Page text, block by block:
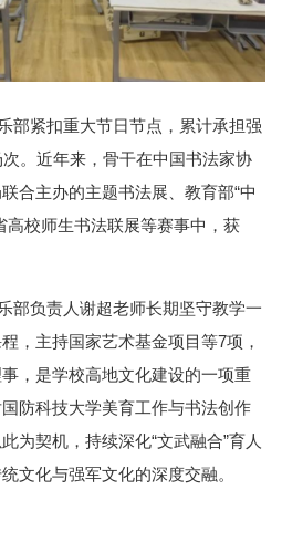
部紧扣重大节日节点，累计承担强
。近年来，骨干在中国书法家协
合主办的主题书法展、教育部“中
高校师生书法联展等赛事中，获
部负责人谢超老师长期坚守教学一
，主持国家艺术基金项目等7项，
，是学校高地文化建设的一项重
防科技大学美育工作与书法创作
为契机，持续深化“文武融合”育人
文化与强军文化的深度交融。